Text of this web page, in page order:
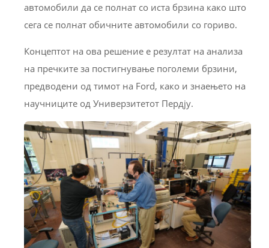
автомобили да се полнат со иста брзина како што
сега се полнат обичните автомобили со гориво.
Концептот на ова решение е резултат на анализа
на пречките за постигнување поголеми брзини,
предводени од тимот на Ford, како и знаењето на
научниците од Универзитетот Пердју.